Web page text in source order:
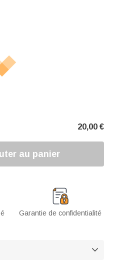
20,00 €
au panier
Garantie de confidentialité
